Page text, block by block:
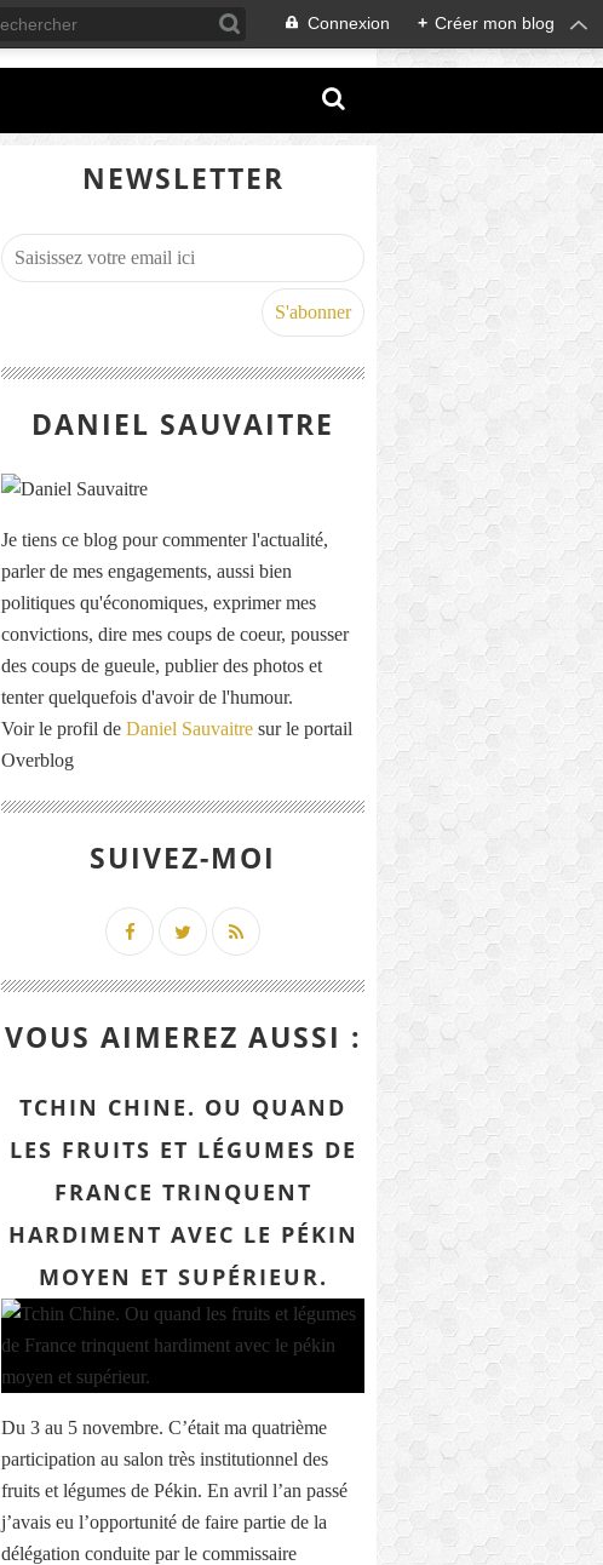
Connexion + Créer mon blog
NEWSLETTER
DANIEL SAUVAITRE
Je tiens ce blog pour commenter l'actualité,
parler de mes engagements, aussi bien
politiques qu'économiques, exprimer mes
convictions, dire mes coups de coeur, pousser
des coups de gueule, publier des photos et
tenter quelquefois d'avoir de l'humour.
Voir le profil de Daniel Sauvaitre sur le portail
Overblog
SUIVEZ-MOI
VOUS AIMEREZ AUSSI :
TCHIN CHINE. OU QUAND
LES FRUITS ET LÉGUMES DE
FRANCE TRINQUENT
HARDIMENT AVEC LE PÉKIN
MOYEN ET SUPÉRIEUR.
Du 3 au 5 novembre. C’était ma quatrième
participation au salon très institutionnel des
fruits et légumes de Pékin. En avril l’an passé
j’avais eu l’opportunité de faire partie de la
délégation conduite par le commissaire